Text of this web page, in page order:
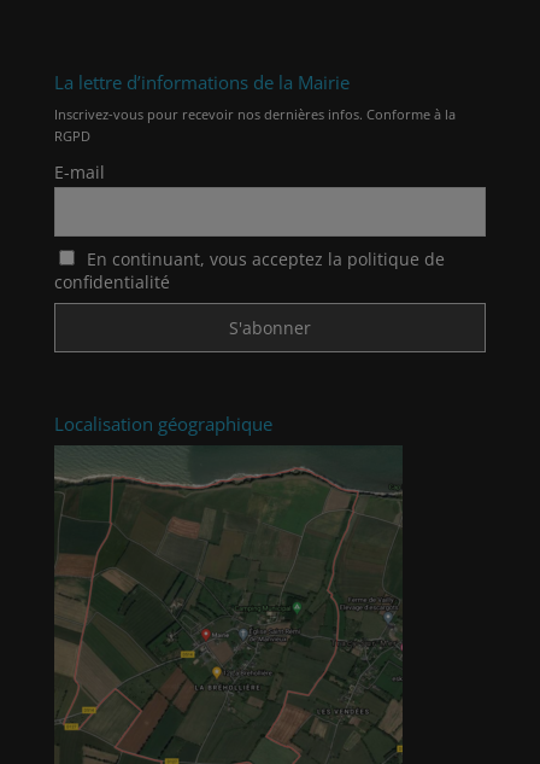
La lettre d’informations de la Mairie
Inscrivez-vous pour recevoir nos dernières infos. Conforme à la
RGPD
E-mail
En continuant, vous acceptez la politique de
confidentialité
Localisation géographique